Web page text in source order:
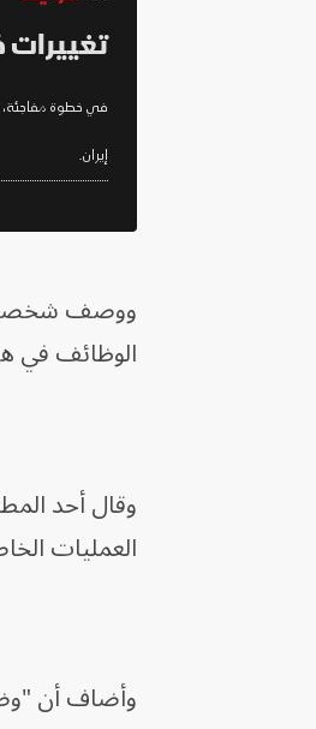
تغييرات
في خطوة مفاجئة،
إيران.
ووصف شخصان
الوظائف في
وقال أحد
العمليات
وأضاف أن